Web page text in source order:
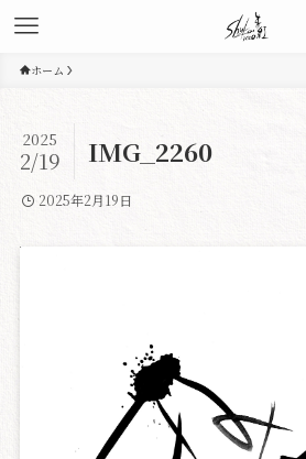
ホーム
IMG_2260
2025
2/19
2025年2月19日